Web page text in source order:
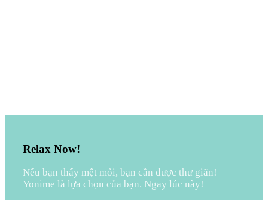
Relax Now!
Nếu bạn thấy mệt mỏi, bạn cần được thư giãn!
Yonime là lựa chọn của bạn. Ngay lúc này!